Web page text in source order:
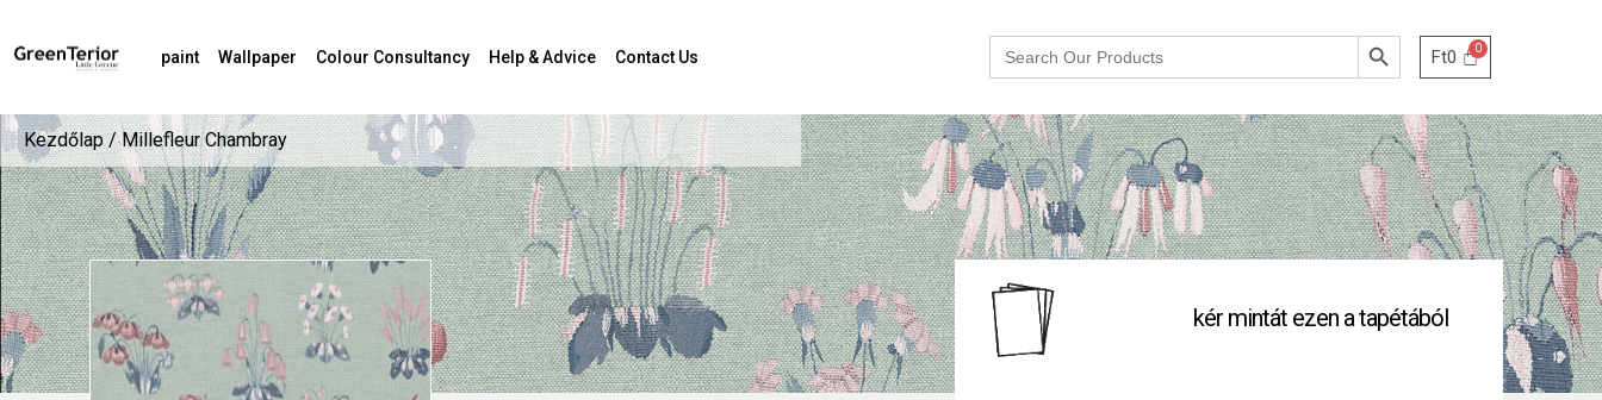
paint Wallpaper Colour Consultancy Help & Advice Contact Us
Search
for:
Search Button
Ft0
Kezdőlap/ Millefleur Chambray
kér mintát ezen a tapétából